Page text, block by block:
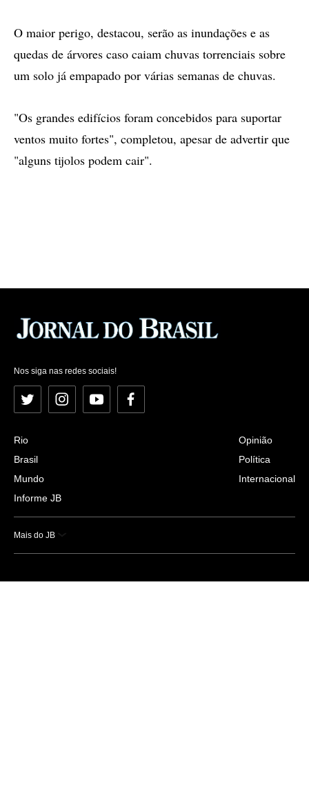
O maior perigo, destacou, serão as inundações e as
quedas de árvores caso caiam chuvas torrenciais sobre
um solo já empapado por várias semanas de chuvas.
"Os grandes edifícios foram concebidos para suportar
ventos muito fortes", completou, apesar de advertir que
"alguns tijolos podem cair".
Nos siga nas redes sociais!
Twitter InstagramYouTubeFacebook
Rio
Brasil
Mundo
Informe JB
Opinião
Política
Internacional
Mais do JB
Esportes